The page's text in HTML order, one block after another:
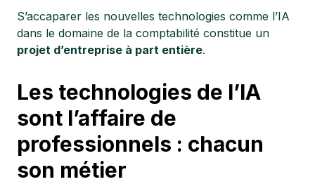
S’accaparer les nouvelles technologies comme l’IA
dans le domaine de la comptabilité constitue un
projet d’entreprise à part entière.
Les technologies de l’IA
sont l’affaire de
professionnels : chacun
son métier